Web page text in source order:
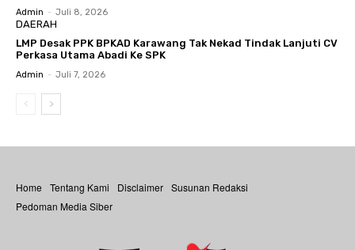
Admin - Juli 8, 2026
DAERAH
LMP Desak PPK BPKAD Karawang Tak Nekad Tindak Lanjuti CV
Perkasa Utama Abadi Ke SPK
Admin - Juli 7, 2026
Home Tentang Kami Disclaimer Susunan Redaksi
Pedoman Media Siber